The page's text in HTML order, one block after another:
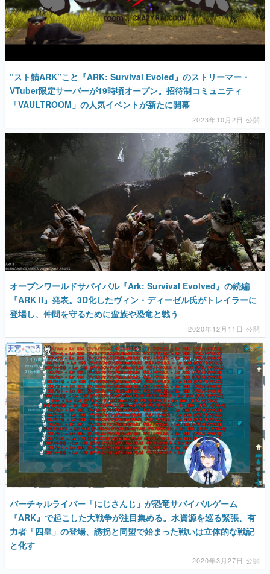
なんでゲームは面白い？
ゲーム開発者・hamatsu氏がゲームの魅力を画面や操作の
具体的な形から解き明かしていく、硬派で骨太な評論連載
です。
の起源や用法の変遷を、コンピューター文化史研究家・タ
イニーP氏が徹底調査。
カテゴリ
マンガ
女性向け
アプリレビュー
その他
電ファミニコゲーマーとは？
運営：株式会社マレ
“スト鯖ARK”こと『ARK: Survival Evoled』のストリーマー・
VTuber限定サーバーが19時頃オープン。招待制コミュニティ
「VAULTROOM」の人気イベントが新たに開幕
2023年10月2日 公開
オープンワールドサバイバル『Ark: Survival Evolved』の続編
『ARK II』発表。3D化したヴィン・ディーゼル氏がトレイラーに
登場し、仲間を守るために蛮族や恐竜と戦う
2020年12月11日 公開
バーチャルライバー「にじさんじ」が恐竜サバイバルゲーム
『ARK』で起こした大戦争が注目集める。水資源を巡る緊張、有
力者「四皇」の登場、誘拐と同盟で始まった戦いは立体的な戦記
と化す
2020年3月27日 公開